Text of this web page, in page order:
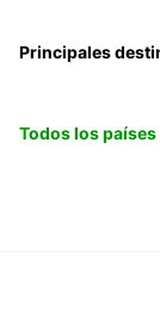
Principales
Todos los países